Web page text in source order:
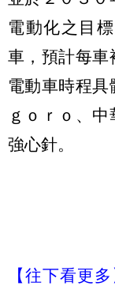
電動化之目
車，預計每車
電動車時程具
ｇｏｒｏ、
強心針。
【往下看更多